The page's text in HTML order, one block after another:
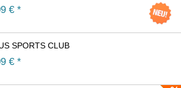
€ *
SPORTS CLUB
€ *